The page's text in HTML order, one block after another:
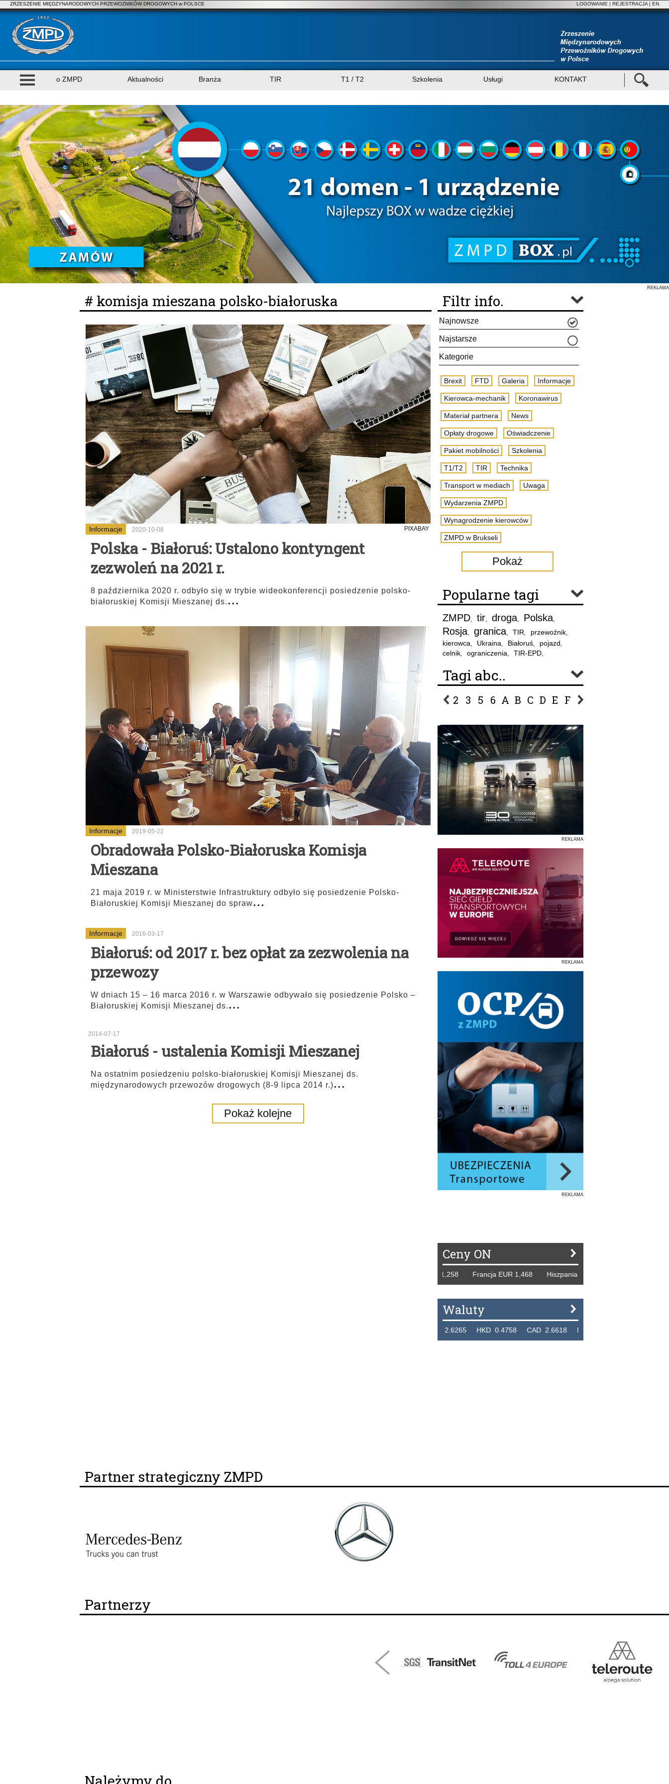
ZRZESZENIE MIĘDZYNARODOWYCH PRZEWOZNIKÓW DROGOWYCH w POLSCE LOGOWANIE | REJESTRACJA | EN
o ZMPD Aktualności Branża TIR T1 / T2 Szkolenia Usługi KONTAKT
REKLAMA
# komisja mieszana polsko-białoruska
Informacje 2020-10-08 PIXABAY
Polska - Białoruś: Ustalono kontyngent
zezwoleń na 2021 r.
8 października 2020 r. odbyło się w trybie wideokonferencji posiedzenie polsko-
białoruskiej Komisji Mieszanej ds....
Informacje 2019-05-22
Obradowała Polsko-Białoruska Komisja
Mieszana
21 maja 2019 r. w Ministerstwie Infrastruktury odbyło się posiedzenie Polsko-
Białoruskiej Komisji Mieszanej do spraw...
Informacje 2016-03-17
Białoruś: od 2017 r. bez opłat za zezwolenia na
przewozy
W dniach 15 – 16 marca 2016 r. w Warszawie odbywało się posiedzenie Polsko –
Białoruskiej Komisji Mieszanej ds. ...
2014-07-17
Białoruś - ustalenia Komisji Mieszanej
Na ostatnim posiedzeniu polsko-białoruskiej Komisji Mieszanej ds.
międzynarodowych przewozów drogowych (8-9 lipca 2014 r.)...
Pokaż kolejne
Filtr info.
Najnowsze
Najstarsze
Kategorie
Brexit FTD Galeria Informacje
Kierowca-mechanik Koronawirus
Materiał partnera News
Opłaty drogowe Oświadczenie
Pakiet mobilności Szkolenia
T1/T2 TIR Technika
Transport w mediach Uwaga
Wydarzenia ZMPD
Wynagrodzenie kierowców
ZMPD w Brukseli
Pokaż
Popularne tagi
ZMPD, tir, droga, Polska,
Rosja, granica, TIR, przewoźnik,
kierowca, Ukraina, Białoruś, pojazd,
celnik, ograniczenia, TIR-EPD,
Tagi abc..
2 3 5 6 A B C D E F G
REKLAMA
REKLAMA
REKLAMA
Ceny ON
Tydzień 42/2019 r. Niemcy EUR 1,258 Francja EUR 1,468 Hiszpania EUR 1,229 WB GBP 1,318
Waluty
THB 0.1129 USD 3.7324 AUD 2.6265 HKD 0.4758 CAD 2.6618 NZD 2.1914 SGD 2.9123
Partner strategiczny ZMPD
Partnerzy